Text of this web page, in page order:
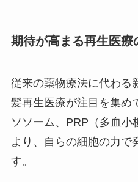
期待が高まる再生医療
従来の薬物療法に代わる
髪再生医療が注目を集め
ソソーム、PRP（多血小
より、自らの細胞の力で
す。